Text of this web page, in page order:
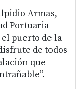
Armas,
Portuaria
puerto de la
de todos
que